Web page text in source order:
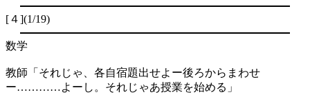
[４](1/19)
数学
教師「それじゃ、各自宿題出せよー後ろからまわせ
ー…………よーし。それじゃあ授業を始める」